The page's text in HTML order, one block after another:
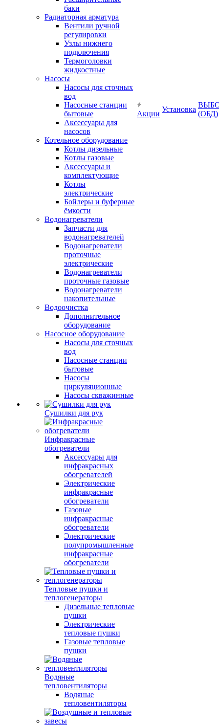
баки
Радиаторная арматура
Вентили ручной
регулировки
Узлы нижнего
подключения
Термоголовки
жидкостные
Насосы
Насосы для сточных
вод
Насосные станции
бытовые
Аксессуары для
насосов
Котельное оборудование
Котлы дизельные
Котлы газовые
Аксессуары и
комплектующие
Котлы
электрические
Бойлеры и буферные
ёмкости
Водонагреватели
Запчасти для
водонагревателей
Водонагреватели
проточные
электрические
Водонагреватели
проточные газовые
Водонагреватели
накопительные
Водоочистка
Дополнительное
оборудование
Насосное оборудование
Насосы для сточных
вод
Насосные станции
бытовые
Насосы
циркуляционные
Насосы скважинные
Сушилки для рук
Инфракрасные
обогреватели
Аксессуары для
инфракрасных
обогревателей
Электрические
инфракрасные
обогреватели
Газовые
инфракрасные
обогреватели
Электрические
полупромышленные
инфракрасные
обогреватели
Тепловые пушки и
теплогенераторы
Дизельные тепловые
пушки
Электрические
тепловые пушки
Газовые тепловые
пушки
Водяные
тепловентиляторы
Водяные
тепловентиляторы
Акции
Установка
(ОБД)